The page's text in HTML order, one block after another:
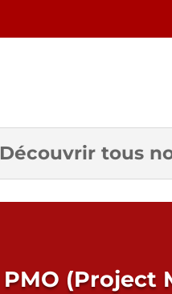
Découvrir tous
PMO (Project